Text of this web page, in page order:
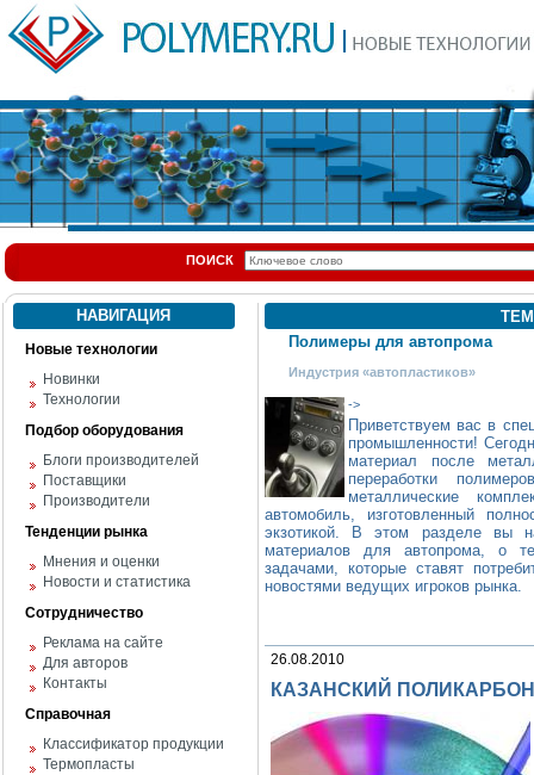
ПОИСК
НАВИГАЦИЯ
Новые технологии
Новинки
Технологии
Подбор оборудования
Блоги производителей
Поставщики
Производители
Тенденции рынка
Мнения и оценки
Новости и статистика
Сотрудничество
Реклама на сайте
Для авторов
Контакты
Справочная
Классификатор продукции
Термопласты
Полимеры для автопрома
Индустрия «автопластиков»
->
Приветствуем вас в
промышленности!
материал после
переработки
металлические
автомобиль, изготовленный
экзотикой. В этом разделе вы
материалов для автопрома, о
задачами, которые ставят
новостями ведущих игроков рынка.
26.08.2010
КАЗАНСКИЙ